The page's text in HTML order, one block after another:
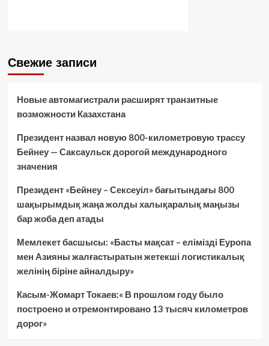
Свежие записи
Новые автомагистрали расширят транзитные
возможности Казахстана
Президент назвал новую 800-километровую трассу
Бейнеу — Саксаульск дорогой международного
значения
Президент «Бейнеу – Сексеуіл» бағытындағы 800
шақырымдық жаңа жолды халықаралық маңызы
бар жоба деп атады
Мемлекет басшысы: «Басты мақсат – елімізді Еуропа
мен Азияны жалғастыратын жетекші логистикалық
желінің біріне айналдыру»
Касым-Жомарт Токаев:« В прошлом году было
построено и отремонтировано 13 тысяч километров
дорог»